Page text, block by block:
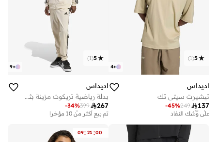
+
4
5
(
1
)
اديداس
تيشيرت سيتي تك
137
249
-45%
تم بيع أكثر من 30 مؤخرا
على وشك النفاد
على وشك النفاد
+
9
5
(
1
)
اديداس
بدلة رياضية تريكوت مزينة بثلاثة خطوط
267
399
-34%
توصيل مجاني
تم بيع أكثر من 10 مؤخرا
09: 21 :00